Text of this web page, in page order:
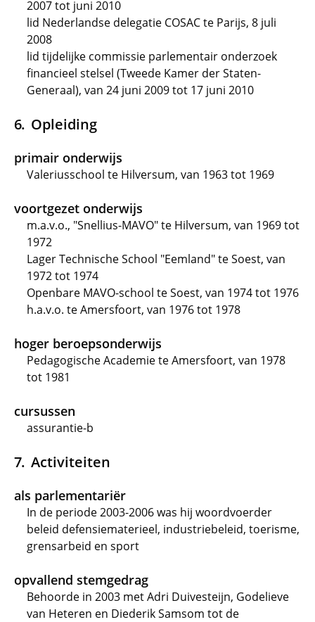
2007 tot juni 2010
lid Nederlandse delegatie COSAC te Parijs, 8 juli
2008
lid tijdelijke commissie parlementair onderzoek
financieel stelsel (Tweede Kamer der Staten-
Generaal), van 24 juni 2009 tot 17 juni 2010
Opleiding
primair onderwijs
Valeriusschool te Hilversum, van 1963 tot 1969
voortgezet onderwijs
m.a.v.o., "Snellius-MAVO" te Hilversum, van 1969 tot
1972
Lager Technische School "Eemland" te Soest, van
1972 tot 1974
Openbare MAVO-school te Soest, van 1974 tot 1976
h.a.v.o. te Amersfoort, van 1976 tot 1978
hoger beroepsonderwijs
Pedagogische Academie te Amersfoort, van 1978
tot 1981
cursussen
assurantie-b
Activiteiten
als parlementariër
In de periode 2003-2006 was hij woordvoerder
beleid defensiematerieel, industriebeleid, toerisme,
grensarbeid en sport
opvallend stemgedrag
Behoorde in 2003 met Adri Duivesteijn, Godelieve
van Heteren en Diederik Samsom tot de